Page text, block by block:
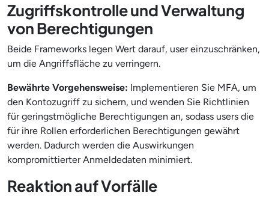
Zugriffskontrolle und Verwaltung
von Berechtigungen
Beide Frameworks legen Wert darauf, user einzuschränken,
um die Angriffsfläche zu verringern.
Bewährte Vorgehensweise: Implementieren Sie MFA, um
den Kontozugriff zu sichern, und wenden Sie Richtlinien
für geringstmögliche Berechtigungen an, sodass users die
für ihre Rollen erforderlichen Berechtigungen gewährt
werden. Dadurch werden die Auswirkungen
kompromittierter Anmeldedaten minimiert.
Reaktion auf Vorfälle